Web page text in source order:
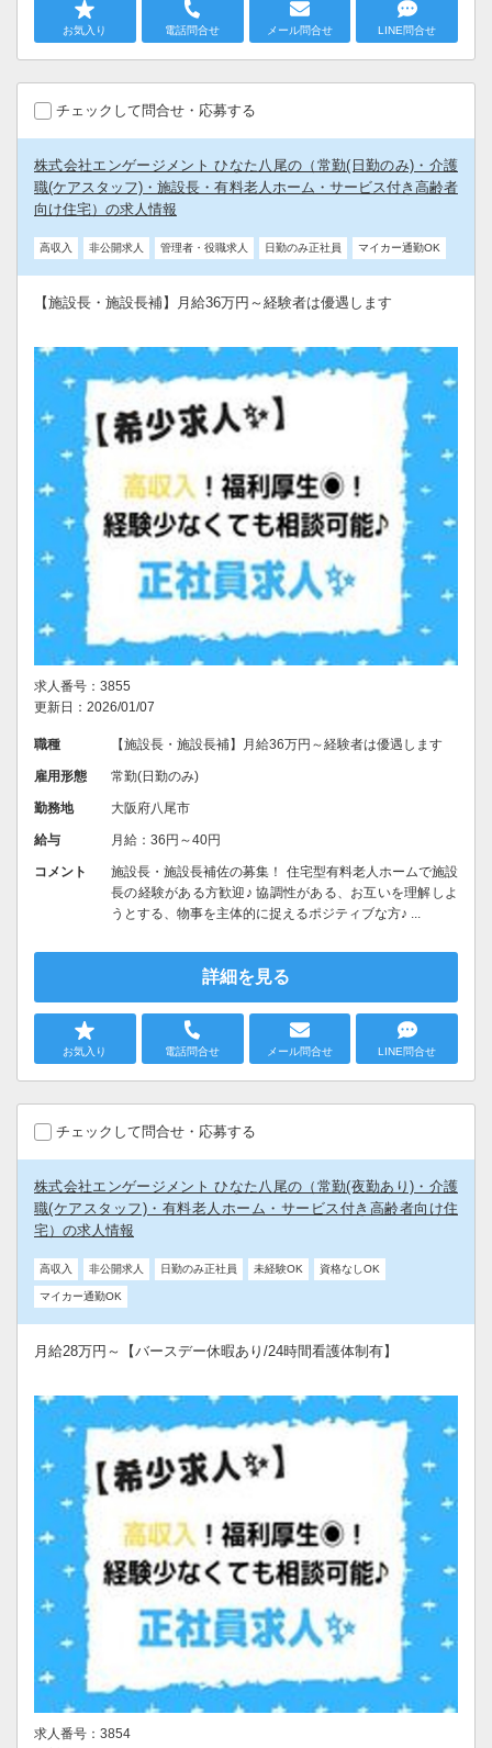
お気入り 電話問合せ メール問合せ LINE問合せ
チェックして問合せ・応募する
株式会社エンゲージメント ひなた八尾の（常勤(日勤のみ)・介護
職(ケアスタッフ)・施設長・有料老人ホーム・サービス付き高齢者
向け住宅）の求人情報
高収入 非公開求人 管理者・役職求人 日勤のみ正社員 マイカー通勤OK
【施設長・施設長補】月給36万円～経験者は優遇します
求人番号：3855
更新日：2026/01/07
職種 【施設長・施設長補】月給36万円～経験者は優遇します
雇用形態 常勤(日勤のみ)
勤務地 大阪府八尾市
給与 月給：36円～40円
コメント
施設長・施設長補佐の募集！ 住宅型有料老人ホームで施設
長の経験がある方歓迎♪ 協調性がある、お互いを理解しよ
うとする、物事を主体的に捉えるポジティブな方♪ ...
詳細を見る
お気入り 電話問合せ メール問合せ LINE問合せ
チェックして問合せ・応募する
株式会社エンゲージメント ひなた八尾の（常勤(夜勤あり)・介護
職(ケアスタッフ)・有料老人ホーム・サービス付き高齢者向け住
宅）の求人情報
高収入 非公開求人 日勤のみ正社員 未経験OK 資格なしOK
マイカー通勤OK
月給28万円～【バースデー休暇あり/24時間看護体制有】
求人番号：3854